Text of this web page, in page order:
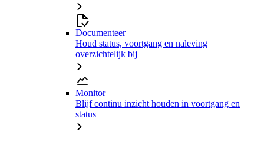
Documenteer
Houd status, voortgang en naleving
overzichtelijk bij
Monitor
Blijf continu inzicht houden in voortgang en
status